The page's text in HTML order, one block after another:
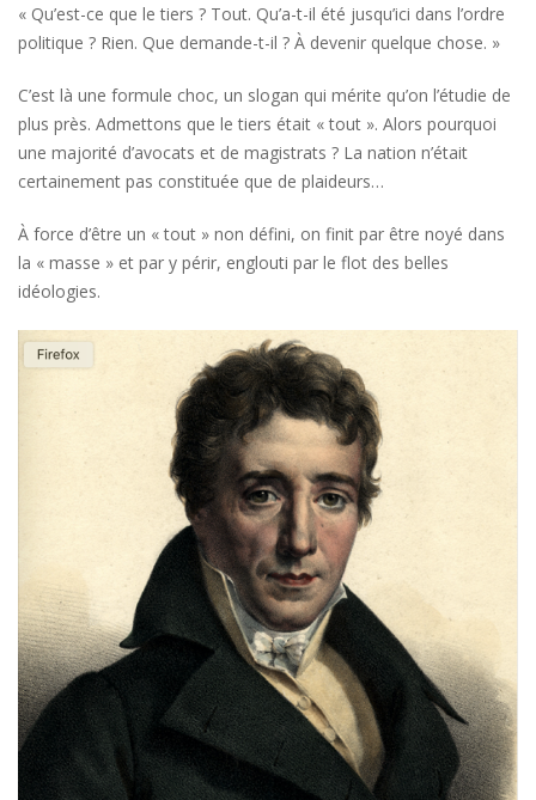
« Qu’est-ce que le tiers ? Tout. Qu’a-t-il été jusqu’ici dans l’ordre
politique ? Rien. Que demande-t-il ? À devenir quelque chose. »
C’est là une formule choc, un slogan qui mérite qu’on l’étudie de
plus près. Admettons que le tiers était « tout ». Alors pourquoi
une majorité d’avocats et de magistrats ? La nation n’était
certainement pas constituée que de plaideurs…
À force d’être un « tout » non défini, on finit par être noyé dans
la « masse » et par y périr, englouti par le flot des belles
idéologies.